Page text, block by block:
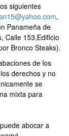
siguientes
,
Panameña de
Calle 153,Edificio
Bronco Steaks).
de los
derechos y no
se
mixta para
abocar a